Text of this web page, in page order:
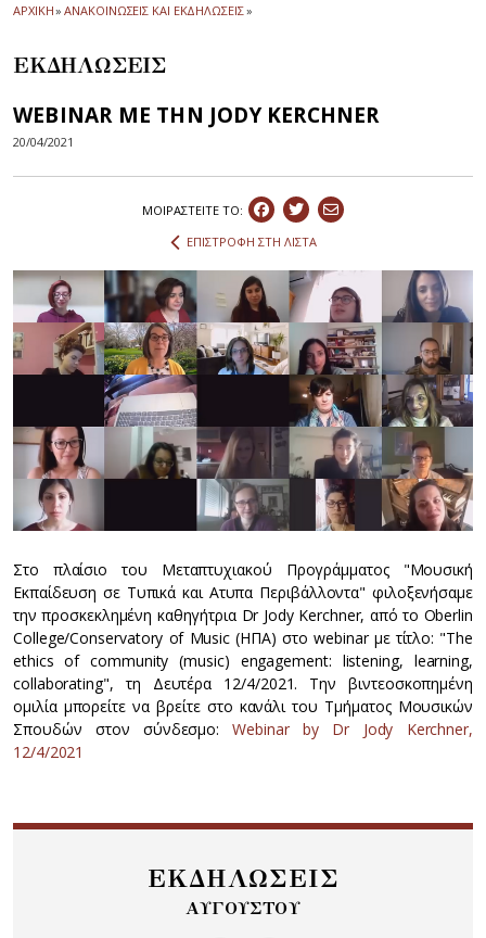
ΑΡΧΙΚΗ» ΑΝΑΚΟΙΝΩΣΕΙΣ ΚΑΙ ΕΚΔΗΛΩΣΕΙΣ»
ΕΚΔΗΛΩΣΕΙΣ
WEBINAR ΜΕ ΤΗΝ JODY KERCHNER
20/04/2021
ΜΟΙΡΑΣΤEIΤΕ ΤΟ:
ΕΠΙΣΤΡΟΦΗ ΣΤΗ ΛΙΣΤΑ
Στο πλαίσιο του Μεταπτυχιακού Προγράμματος "Μουσική
Εκπαίδευση σε Tυπικά και Aτυπα Περιβάλλοντα" φιλοξενήσαμε
την προσκεκλημένη καθηγήτρια Dr Jody Kerchner, από το Oberlin
College/Conservatory of Music (ΗΠΑ) στο webinar με τίτλο: "The
ethics of community (music) engagement: listening, learning,
collaborating", τη Δευτέρα 12/4/2021. Την βιντεοσκοπημένη
ομιλία μπορείτε να βρείτε στο κανάλι του Τμήματος Μουσικών
Σπουδών στον σύνδεσμο:Webinar by Dr Jody Kerchner,
12/4/2021
ΕΚΔΗΛΩΣΕΙΣ
ΑΥΓΟΥΣΤΟΥ